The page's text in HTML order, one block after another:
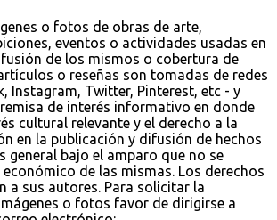
o fotos de obras de arte,
eventos o actividades usadas en
de los mismos o cobertura de
o reseñas son tomadas de redes
Instagram, Twitter, Pinterest, etc - y
de interés informativo en donde
cultural relevante y el derecho a la
en la publicación y difusión de hechos
general bajo el amparo que no se
de las mismas. Los derechos
a sus autores. Para solicitar la
o fotos favor de dirigirse a